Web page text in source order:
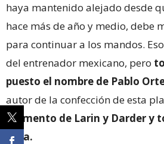
haya mantenido alejado desde
hace más de año y medio, debe
para continuar a los mandos.
del entrenador mexicano, pero
puesto el nombre de Pablo
autor de la confección de esta
momento de Larin y Darder y
talla.